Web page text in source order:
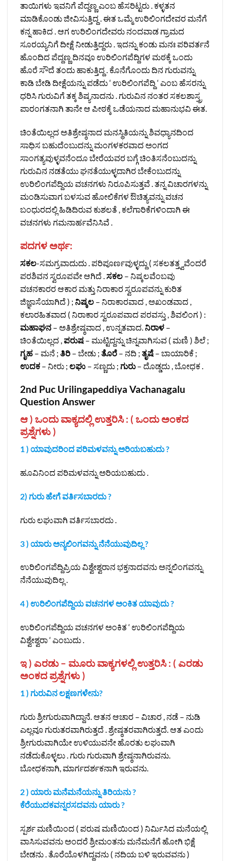
ತಾಯಿಗಳು ಇವನಿಗೆ ಪೆದ್ದಣ್ಣ ಎಂಬ ಹೆಸರಿಟ್ಟರು . ಕಳ್ಳತನ
ಮಾಡಿಕೊಂಡು ಜೀವಿಸುತ್ತಿದ್ದ . ಈತ ಒಮ್ಮೆ ಉರಿಲಿಂಗದೇವರ ಮನೆಗೆ
ಕನ್ನ ಹಾಕಿದ . ಆಗ ಉರಿಲಿಂಗದೇವರು ನಂದವಾಡ ಗ್ರಾಮದ
ಸೂರಯ್ಯನಿಗೆ ದೀಕ್ಷೆ ನೀಡುತ್ತಿದ್ದರು . ಇದನ್ನು ಕಂಡು ಮನಃ ಪರಿವರ್ತನೆ
ಹೊಂದಿದ ಪೆದ್ದಣ್ಣ ದಿನವೂ ಉರಿಲಿಂಗಪೆದ್ದಿಗಳ ಮಠಕ್ಕೆ ಒಂದು
ಹೊರೆ ಸೌದೆ ತಂದು ಹಾಕುತ್ತಿದ್ದ . ಕೊನೆಗೊಂದು ದಿನ ಗುರುವನ್ನು
ಕಾಡಿ ಬೇಡಿ ದೀಕ್ಷೆಯನ್ನು ಪಡೆದು ‘ ಉರಿಲಿಂಗಪೆದ್ದಿ ‘ ಎಂಬ ಹೆಸರನ್ನು
ಧರಿಸಿ ಗುರುವಿಗೆ ತಕ್ಕ ಶಿಷ್ಯನಾದನು . ಗುರುವಿನ ನಂತರ ಸಕಲಶಾಸ್ತ್ರ
ಪಾರಂಗತನಾಗಿ ತಾನೇ ಆ ಪೀಠಕ್ಕೆ ಒಡೆಯನಾದ ಮಹಾನುಭವಿ ಈತ.
ಚಿಂತೆಯಿಲ್ಲದ ಅತಿಶ್ರೇಷ್ಠನಾದ ಮನಸ್ಥಿತಿಯನ್ನು ಶಿವಧ್ಯಾನದಿಂದ
ಸಾಧಿಸ ಬಹುದೆಂಬುದನ್ನು ಮಂಗಳಕರವಾದ ಅಂಗದ
ಸಾಂಗತ್ಯವುಳ್ಳವನೆಂದೂ ಬೇರೆಯವರ ಬಗ್ಗೆ ಚಿಂತಿಸನೆಂಬುದನ್ನು
ಗುರುವಿನ ನಡತೆಯು ಘನತೆಯುಳ್ಳದಾಗಿರ ಬೇಕೆಂಬುದನ್ನು
ಉರಿಲಿಂಗಪೆದ್ದಿಯ ವಚನಗಳು ನಿರೂಪಿಸುತ್ತವೆ . ತನ್ನ ವಿಚಾರಗಳನ್ನು
ಮಂಡಿಸುವಾಗ ಬಳಸುವ ಹೋಲಿಕೆಗಳ ಔಚಿತ್ಯವನ್ನು ವಚನ
ಬಂಧುರದಲ್ಲಿ ಹಿಡಿದಿರುವ ಕುಶಲತೆ , ಕಲೆಗಾರಿಕೆಗಳಿಂದಾಗಿ ಈ
ವಚನಗಳು ಗಮನಾರ್ಹವೆನಿಸಿವೆ .
ಪದಗಳ ಅರ್ಥ:
ಸಕಲ-ಸಮಗ್ರವಾದುದು . ಪರಿಪೂರ್ಣವುಳ್ಳದ್ದು ( ಸಕಲತತ್ತ್ವವೆಂದರೆ
ಪರಶಿವನ ಸ್ವರೂಪವೇ ಆಗಿದೆ .ಸಕಲ – ನಿಷ್ಕಲವೆಂಬವು
ವಚನಕಾರರ ಆಕಾರ ಮತ್ತು ನಿರಾಕಾರ ಸ್ವರೂಪವನ್ನು ಕುರಿತ
ಜಿಜ್ಞಾಸೆಯಾಗಿದೆ ) ; ನಿಷ್ಕಲ – ನಿರಾಕಾರವಾದ , ಅಖಂಡವಾದ ,
ಕಲಾರಹಿತವಾದ ( ನಿರಾಕಾರ ಸ್ವರೂಪವಾದ ಪರವಸ್ತು , ಶಿವಲಿಂಗ ) :
ಮಹಾಘನ – ಅತಿಶ್ರೇಷ್ಠವಾದ , ಉನ್ನತವಾದ.ನಿರಾಳ –
ಚಿಂತೆಯಿಲ್ಲದ , ಪರುಷ – ಮುಟ್ಟಿದ್ದನ್ನು ಚಿನ್ನವಾಗಿಸುವ ( ಮಣಿ ) ಶಿಲೆ ;
ಗೃಹ – ಮನೆ ; ತಿರಿ – ಬೇಡು ; ತೊರೆ – ನದಿ ; ತೃಷೆ – ಬಾಯಾರಿಕೆ ;
ಉದಕ – ನೀರು ; ಲಘು – ಸಣ್ಣದು ; ಗುರು– ದೊಡ್ಡದು , ಬೋಧಕ .
2nd Puc Urilingapeddiya Vachanagalu
Question Answer
ಆ ) ಒಂದು ವಾಕ್ಯದಲ್ಲಿ ಉತ್ತರಿಸಿ : ( ಒಂದು ಅಂಕದ
ಪ್ರಶ್ನೆಗಳು )
1 ) ಯಾವುದರಿಂದ ಪರಿಮಳವನ್ನು ಅರಿಯಬಹುದು ?
ಹೂವಿನಿಂದ ಪರಿಮಳವನ್ನು ಅರಿಯಬಹುದು .
2) ಗುರು ಹೇಗೆ ವರ್ತಿಸಬಾರದು ?
ಗುರು ಲಘುವಾಗಿ ವರ್ತಿಸಬಾರದು .
3 ) ಯಾರು ಅನ್ಯಲಿಂಗವನ್ನು ನೆನೆಯುವುದಿಲ್ಲ ?
ಉರಿಲಿಂಗಪೆದ್ದಿಪ್ರಿಯ ವಿಶ್ವೇಶ್ವರಾನ ಭಕ್ತನಾದವನು ಅನ್ನಲಿಂಗವನ್ನು
ನೆನೆಯುವುದಿಲ್ಲ .
4 ) ಉರಿಲಿಂಗಪೆದ್ದಿಯ ವಚನಗಳ ಅಂಕಿತ ಯಾವುದು ?
ಉರಿಲಿಂಗಪೆದ್ದಿಯ ವಚನಗಳ ಅಂಕಿತ ‘ ಉರಿಲಿಂಗಪೆದ್ದಿಯ
ವಿಶ್ವೇಶ್ವರಾ ‘ ಎಂಬುದು .
ಇ ) ಎರಡು – ಮೂರು ವಾಕ್ಯಗಳಲ್ಲಿ ಉತ್ತರಿಸಿ : ( ಎರಡು
ಅಂಕದ ಪ್ರಶ್ನೆಗಳು )
1 ) ಗುರುವಿನ ಲಕ್ಷಣಗಳೇನು?
ಗುರು ಶ್ರೀಗುರುವಾಗಿದ್ದಾನೆ. ಆತನ ಆಚಾರ – ವಿಚಾರ , ನಡೆ – ನುಡಿ
ಎಲ್ಲವೂ ಗುರುತರವಾಗಿರುತ್ತದೆ . ಶ್ರೇಷ್ಠತರವಾಗಿರುತ್ತದೆ. ಆತ ಎಂದು
ಶ್ರೀಗುರುವಾಗಿಯೇ ಉಳಿಯುವನೇ ಹೊರತು ಲಘುವಾಗಿ
ನಡೆದುಕೊಳ್ಳಲು . ಗುರು ಗುರುವಾಗಿ ಶ್ರೇಷ್ಠನಾಗಿರುವನು.
ಬೋಧಕನಾಗಿ, ಮಾರ್ಗದರ್ಶಕನಾಗಿ ಇರುವನು.
2 ) ಯಾರು ಮನೆಮನೆಯನ್ನು ತಿರಿಯನು ?
ಕೆರೆಯುದಕವನ್ನರಸದವನು ಯಾರು ?
ಸ್ಪರ್ಶ ಮಣಿಯಿಂದ ( ಪರುಷ ಮಣಿಯಿಂದ ) ನಿರ್ಮಿಸಿದ ಮನೆಯಲ್ಲಿ
ವಾಸಿಸುವವನು ಅಂದರೆ ಶ್ರೀಮಂತನು ಮನೆಮನೆಗೆ ಹೋಗಿ ಭಿಕ್ಷೆ
ಬೇಡನು . ತೊರೆಯೊಳಗಿದ್ದವನು ( ನದಿಯ ಬಳಿ ಇರುವವನು )